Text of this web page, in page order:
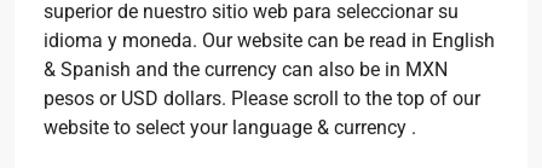
superior de nuestro sitio web para seleccionar su
idioma y moneda. Our website can be read in English
& Spanish and the currency can also be in MXN
pesos or USD dollars. Please scroll to the top of our
website to select your language & currency .